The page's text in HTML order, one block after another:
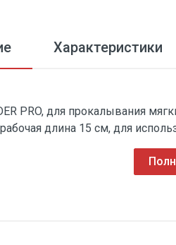
Характеристики
PRO, для прокалывания
рабочая длина 15 см, для